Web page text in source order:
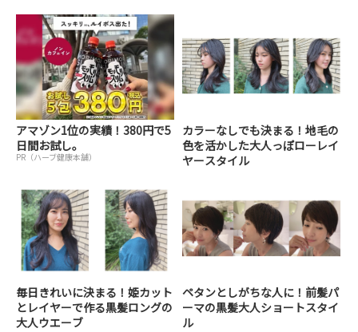
アマゾン1位の実績！380円で5
日間お試し。
PR（ハーブ健康本舗）
カラーなしでも決まる！地毛の
色を活かした大人っぽローレイ
ヤースタイル
毎日きれいに決まる！姫カット
とレイヤーで作る黒髪ロングの
大人ウエーブ
ペタンとしがちな人に！前髪パ
ーマの黒髪大人ショートスタイ
ル